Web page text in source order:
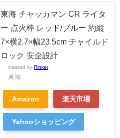
東海 チャッカマン CR ライタ
ー 点火棒 レッド/ブルー 約縦
7×横2.7×幅23.5cm チャイルド
ロック 安全設計
created by Rinker
東海
Amazon 楽天市場
Yahooショッピング